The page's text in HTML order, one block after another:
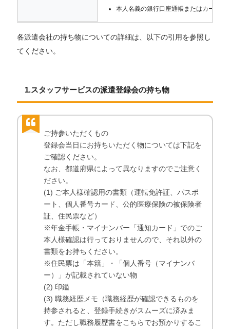
本人名義の銀行口座通帳またはカード
各派遣会社の持ち物についての詳細は、以下の引用を参照し
てください。
1.スタッフサービスの派遣登録会の持ち物
ご持参いただくもの
登録会当日にお持ちいただく物については下記を
ご確認ください。
なお、都道府県によって異なりますのでご注意く
ださい。
(1) ご本人様確認用の書類（運転免許証、パスポ
ート、個人番号カード、公的医療保険の被保険者
証、住民票など）
※年金手帳・マイナンバー「通知カード」でのご
本人様確認は行っておりませんので、それ以外の
書類をお持ちください。
※住民票は「本籍」・「個人番号（マイナンバ
ー）」が記載されていない物
(2) 印鑑
(3) 職務経歴メモ（職務経歴が確認できるものを
持参されると、登録手続きがスムーズに済みま
す。ただし職務履歴書をこちらでお預かりするこ